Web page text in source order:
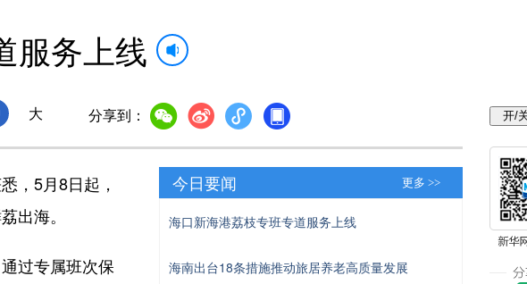
服务上线
大 分享到：
，5月8日起，
出海。
过专属班次保
今日要闻 更多 >>
海口新海港荔枝专班专道服务上线
海南出台18条措施推动旅居养老高质量发展